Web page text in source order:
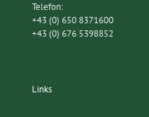
Telefon:
+43 (0) 650 8371600
+43 (0) 676 5398852
Links